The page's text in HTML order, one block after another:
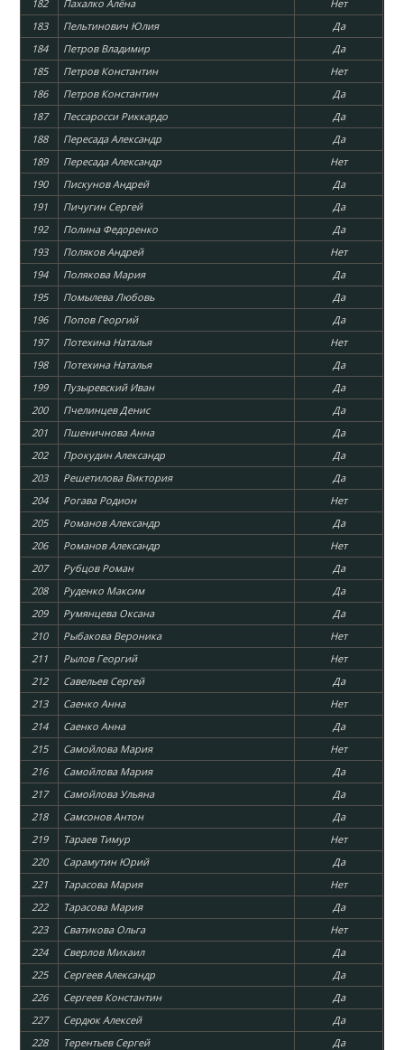
182 Пахалко Алёна
Нет
183
Пельтинович Юлия
Да
184
Петров Владимир
Да
185
Петров Константин
Нет
186
Петров Константин
Да
187
Пессаросси Риккардо
Да
188
Пересада Александр
Да
189
Пересада Александр
Нет
190
Пискунов Андрей
Да
191
Пичугин Сергей
Да
192
Полина Федоренко
Да
193
Поляков Андрей
Нет
194
Полякова Мария
Да
195
Помылева Любовь
Да
196
Попов Георгий
Да
197
Потехина Наталья
Нет
198
Потехина Наталья
Да
199
Пузыревский Иван
Да
200
Пчелинцев Денис
Да
201
Пшеничнова Анна
Да
202
Прокудин Александр
Да
203
Решетилова Виктория
Да
204
Рогава Родион
Нет
205
Романов Александр
Да
206
Романов Александр
Нет
207
Рубцов Роман
Да
208
Руденко Максим
Да
209
Румянцева Оксана
Да
210
Рыбакова Вероника
Нет
211
Рылов Георгий
Нет
212
Савельев Сергей
Да
213
Саенко Анна
Нет
214
Саенко Анна
Да
215
Самойлова Мария
Нет
216
Самойлова Мария
Да
217
Самойлова Ульяна
Да
218
Самсонов Антон
Да
219
Тараев Тимур
Нет
220
Сарамутин Юрий
Да
221
Тарасова Мария
Нет
222
Тарасова Мария
Да
223
Сватикова Ольга
Нет
224
Сверлов Михаил
Да
225
Сергеев Александр
Да
226
Сергеев Константин
Да
227
Сердюк Алексей
Да
228
Терентьев Сергей
Да